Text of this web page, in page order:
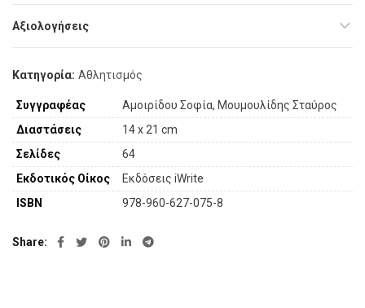
Αξιολογήσεις
Κατηγορία: Αθλητισμός
Συγγραφέας Αμοιρίδου Σοφία, Μουμουλίδης Σταύρος
Διαστάσεις
14 x 21 cm
Σελίδες
64
Εκδοτικός Οίκος
Εκδόσεις iWrite
ISBN
978-960-627-075-8
Share